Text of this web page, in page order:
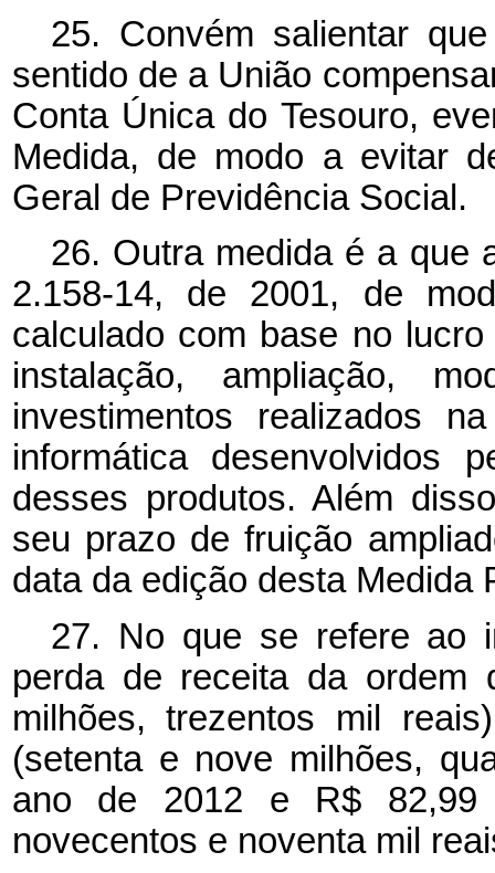
25. Convém salientar
sentido de a União
Conta Única do Tesouro,
Medida, de modo a evitar
Geral de Previdência Social.
26. Outra medida é a que
2.158-14, de 2001, de
calculado com base no
instalação, ampliação,
investimentos realizados
informática desenvolvidos
desses produtos. Além
seu prazo de fruição
data da edição desta Medida
27. No que se refere ao
perda de receita da
milhões, trezentos mil
(setenta e nove milhões,
ano de 2012 e R$ 82,99
novecentos e noventa mil